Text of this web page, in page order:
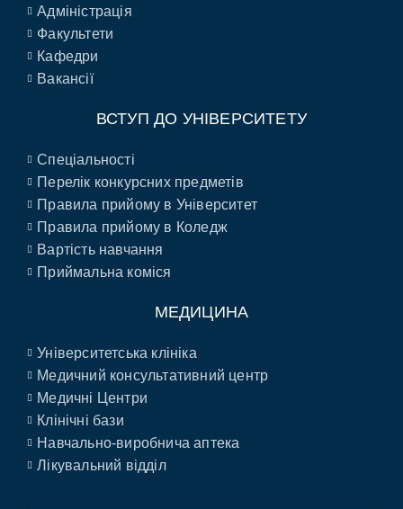
Адміністрація
Факультети
Кафедри
Вакансії
ВСТУП ДО УНІВЕРСИТЕТУ
Спеціальності
Перелік конкурсних предметів
Правила прийому в Університет
Правила прийому в Коледж
Вартість навчання
Приймальна коміся
МЕДИЦИНА
Університетська клініка
Медичний консультативний центр
Медичні Центри
Клінічні бази
Навчально-виробнича аптека
Лікувальний відділ